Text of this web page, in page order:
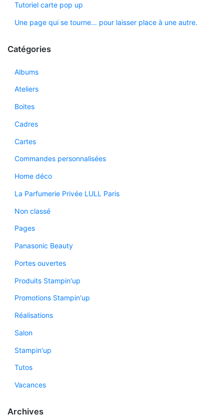
Tutoriel carte pop up
Une page qui se tourne… pour laisser place à une autre.
Catégories
Albums
Ateliers
Boites
Cadres
Cartes
Commandes personnalisées
Home déco
La Parfumerie Privée LULL Paris
Non classé
Pages
Panasonic Beauty
Portes ouvertes
Produits Stampin'up
Promotions Stampin'up
Réalisations
Salon
Stampin'up
Tutos
Vacances
Archives